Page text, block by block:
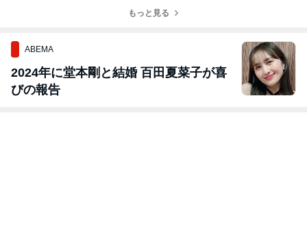
もっと見る
ABEMA
2024年に堂本剛と結婚 百田夏菜子が喜
びの報告